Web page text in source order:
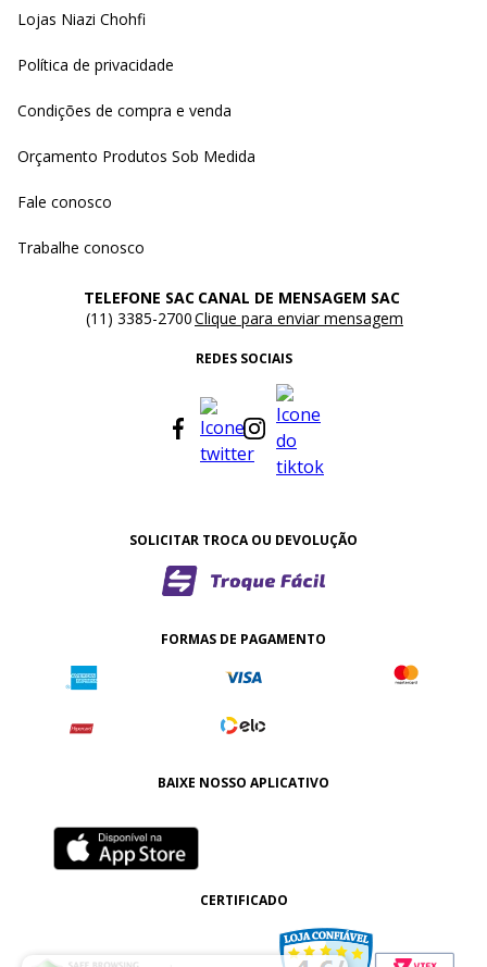
Lojas Niazi Chohfi
Política de privacidade
Condições de compra e venda
Orçamento Produtos Sob Medida
Fale conosco
Trabalhe conosco
TELEFONE SAC
(11) 3385-2700
CANAL DE MENSAGEM SAC
Clique para enviar mensagem
REDES SOCIAIS
SOLICITAR TROCA OU DEVOLUÇÃO
FORMAS DE PAGAMENTO
BAIXE NOSSO APLICATIVO
CERTIFICADO